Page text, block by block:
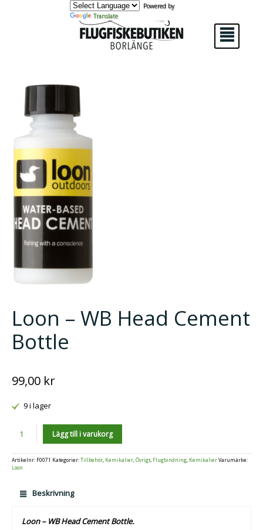
Powered by
Translate
²
Loon – WB Head Cement
Bottle
99,00 kr
9 i lager
Antal Lägg till i varukorg
Artikelnr: F0071 Kategorier:Tillbehör, Kemikalier,Övrigt, Flugbindning, KemikalierVarumärke:
Loon
Beskrivning
Loon – WB Head Cement Bottle.